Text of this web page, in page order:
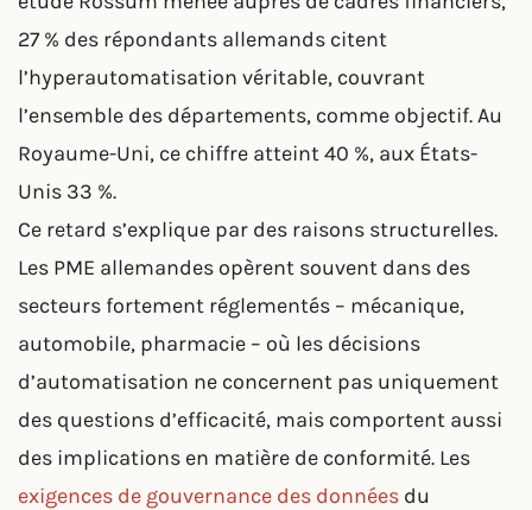
27 % des répondants allemands citent
l’hyperautomatisation véritable, couvrant
l’ensemble des départements, comme objectif. Au
Royaume-Uni, ce chiffre atteint 40 %, aux États-
Unis 33 %.
Ce retard s’explique par des raisons structurelles.
Les PME allemandes opèrent souvent dans des
secteurs fortement réglementés – mécanique,
automobile, pharmacie – où les décisions
d’automatisation ne concernent pas uniquement
des questions d’efficacité, mais comportent aussi
des implications en matière de conformité. Les
exigences de gouvernance des données du